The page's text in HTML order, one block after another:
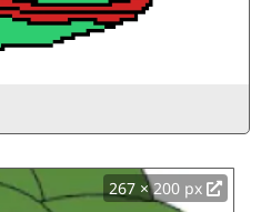
267 × 200 px